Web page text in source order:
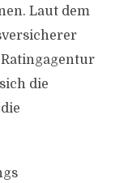
Laut dem
Ratingagentur
die